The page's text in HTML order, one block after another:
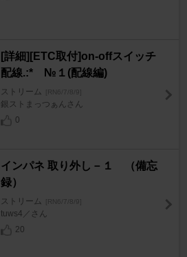
[詳細][ETC取付]on-offスイッチ
配線.:* №１(配線編)
ストリーム [RN6/7/8/9]
銀ストまっつぁんさん
0
インパネ 取り外し－１ （備忘
録）
ストリーム [RN6/7/8/9]
tuws4／さん
20